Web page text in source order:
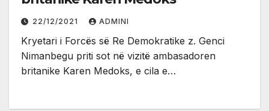
22/12/2021 ADMINI
Kryetari i Forcës së Re Demokratike z. Genci
Nimanbegu priti sot në vizitë ambasadoren
britanike Karen Medoks, e cila e…